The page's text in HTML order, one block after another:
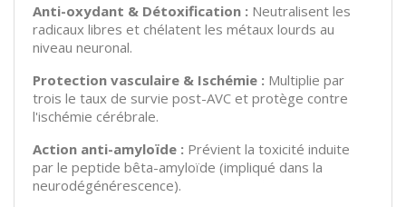
Anti-oxydant & Détoxification : Neutralisent les
radicaux libres et chélatent les métaux lourds au
niveau neuronal.
Protection vasculaire & Ischémie : Multiplie par
trois le taux de survie post-AVC et protège contre
l'ischémie cérébrale.
Action anti-amyloïde : Prévient la toxicité induite
par le peptide bêta-amyloïde (impliqué dans la
neurodégénérescence).